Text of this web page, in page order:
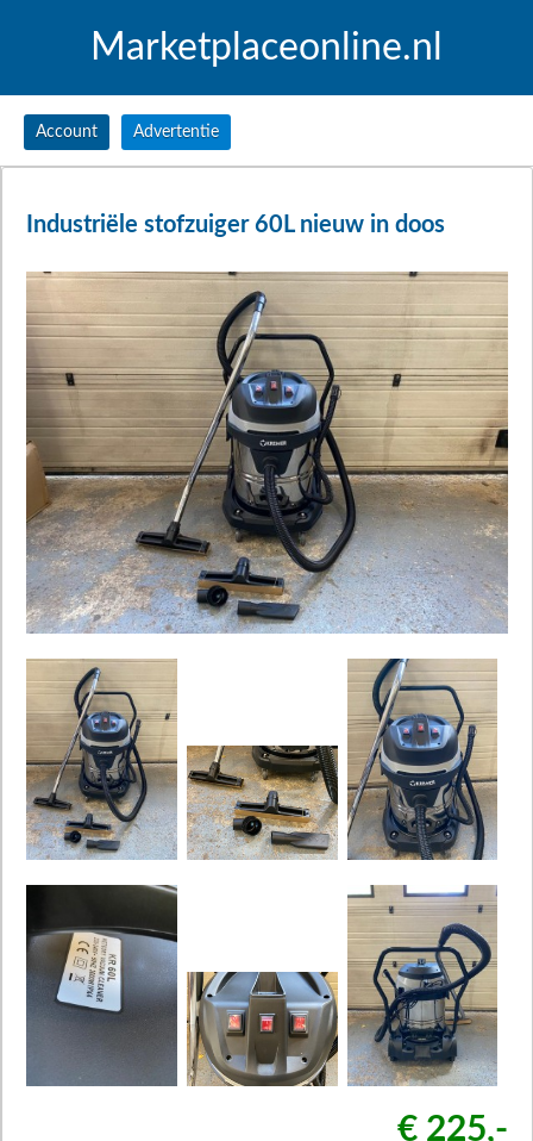
Marketplaceonline.nl
Account Advertentie
Industriële stofzuiger 60L nieuw in doos
€ 225,-